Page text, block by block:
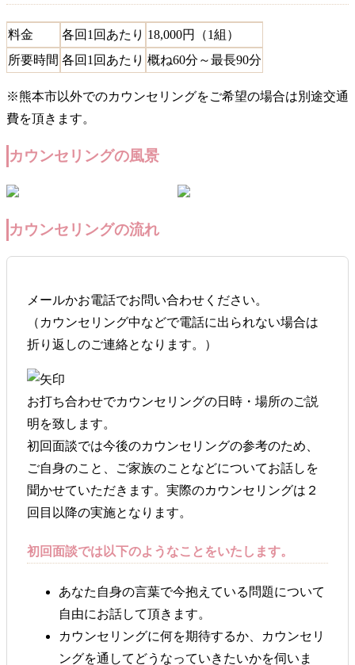
料金 各回1回あたり 18,000円（1組）
所要時間 各回1回あたり 概ね60分～最長90分
※熊本市以外でのカウンセリングをご希望の場合は別途交通
費を頂きます。
カウンセリングの風景
カウンセリングの流れ
メールかお電話でお問い合わせください。
（カウンセリング中などで電話に出られない場合は
折り返しのご連絡となります。）
お打ち合わせでカウンセリングの日時・場所のご説
明を致します。
初回面談では今後のカウンセリングの参考のため、
ご自身のこと、ご家族のことなどについてお話しを
聞かせていただきます。実際のカウンセリングは２
回目以降の実施となります。
初回面談では以下のようなことをいたします。
あなた自身の言葉で今抱えている問題について
自由にお話して頂きます。
カウンセリングに何を期待するか、カウンセリ
ングを通してどうなっていきたいかを伺いま